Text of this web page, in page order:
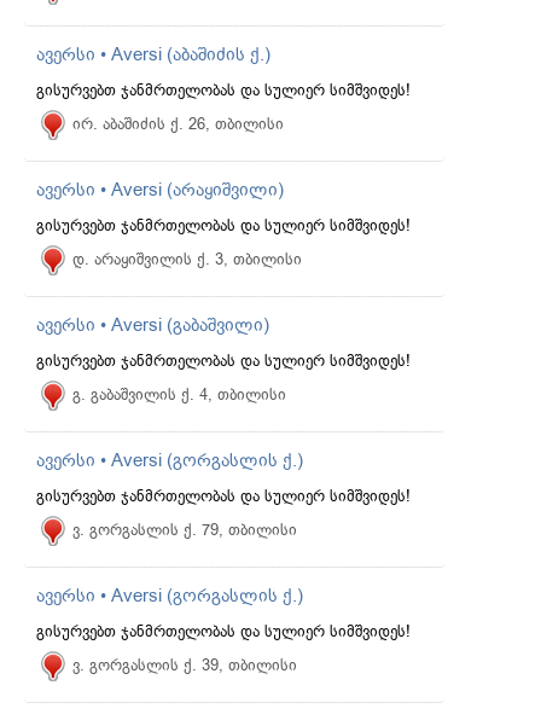
ავერსი • Aversi (აბაშიძის ქ.)
გისურვებთ ჯანმრთელობას და სულიერ სიმშვიდეს!
ირ. აბაშიძის ქ. 26, თბილისი
ავერსი • Aversi (არაყიშვილი)
გისურვებთ ჯანმრთელობას და სულიერ სიმშვიდეს!
დ. არაყიშვილის ქ. 3, თბილისი
ავერსი • Aversi (გაბაშვილი)
გისურვებთ ჯანმრთელობას და სულიერ სიმშვიდეს!
გ. გაბაშვილის ქ. 4, თბილისი
ავერსი • Aversi (გორგასლის ქ.)
გისურვებთ ჯანმრთელობას და სულიერ სიმშვიდეს!
ვ. გორგასლის ქ. 79, თბილისი
ავერსი • Aversi (გორგასლის ქ.)
გისურვებთ ჯანმრთელობას და სულიერ სიმშვიდეს!
ვ. გორგასლის ქ. 39, თბილისი